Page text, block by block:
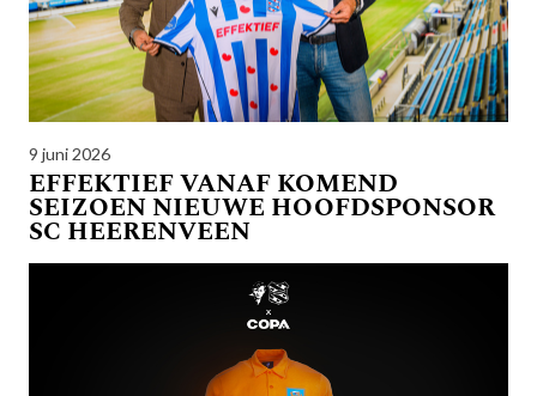
9 juni 2026
EFFEKTIEF VANAF KOMEND
SEIZOEN NIEUWE HOOFDSPONSOR
SC HEERENVEEN